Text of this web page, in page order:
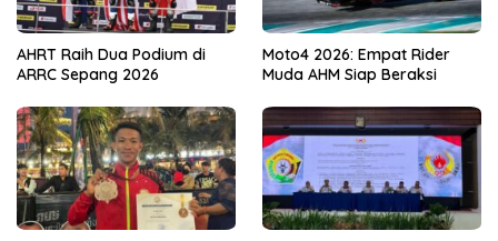
AHRT Raih Dua Podium di
ARRC Sepang 2026
Moto4 2026: Empat Rider
Muda AHM Siap Beraksi